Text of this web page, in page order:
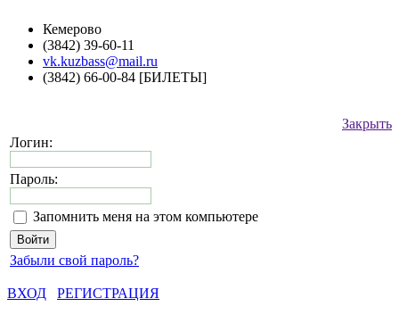
Кемерово
(3842) 39-60-11
vk.kuzbass@mail.ru
(3842) 66-00-84 [БИЛЕТЫ]
Закрыть
Логин:
Пароль:
Запомнить меня на этом компьютере
Забыли свой пароль?
ВХОД
РЕГИСТРАЦИЯ